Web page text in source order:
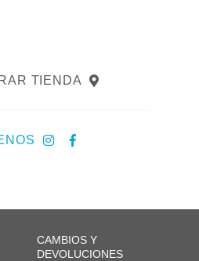
TIENDA
CAMBIOS Y
DEVOLUCIONES